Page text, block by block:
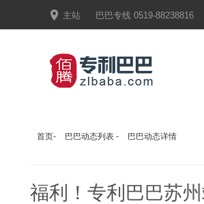
 主站 巴巴专线 0519-88238816
首页- 巴巴动态列表 - 巴巴动态详情
福利！专利巴巴苏